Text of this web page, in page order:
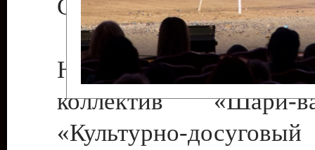
Светлана Георгиевна
Народный цирковой
коллектив
«Культурно-